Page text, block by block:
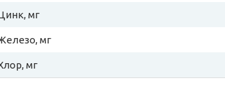
мг
мг
мг